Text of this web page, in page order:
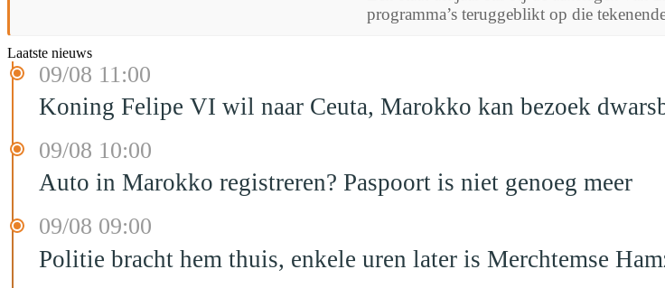
programma’s teruggeblikt op die
Laatste nieuws
09/08 11:00
Koning Felipe VI wil naar Ceuta, Marokko kan bezoek
09/08 10:00
Auto in Marokko registreren? Paspoort is niet genoeg meer
09/08 09:00
Politie bracht hem thuis, enkele uren later is Merchtemse